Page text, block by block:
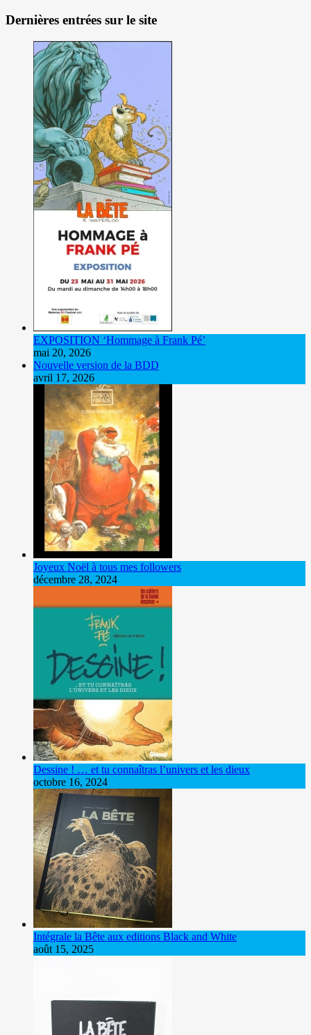
Dernières entrées sur le site
EXPOSITION ‘Hommage à Frank Pé’
mai 20, 2026
Nouvelle version de la BDD
avril 17, 2026
Joyeux Noël à tous mes followers
décembre 28, 2024
Dessine ! … et tu connaîtras l’univers et les dieux
octobre 16, 2024
Intégrale la Bête aux editions Black and White
août 15, 2025